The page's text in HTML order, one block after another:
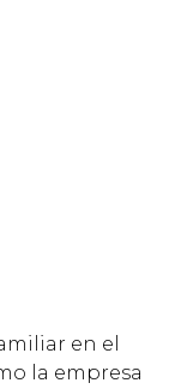
en el
la empresa